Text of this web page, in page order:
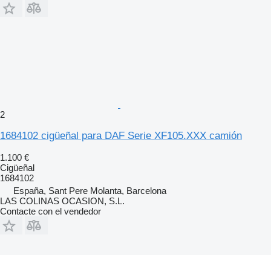
2
1684102 cigüeñal para DAF Serie XF105.XXX camión
1.100 €
Cigüeñal
1684102
España, Sant Pere Molanta, Barcelona
LAS COLINAS OCASION, S.L.
Contacte con el vendedor